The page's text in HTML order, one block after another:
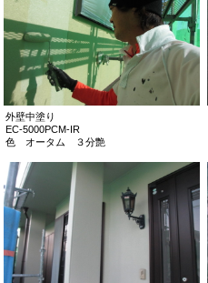
外壁中塗り
EC-5000PCM-IR
色 オータム ３分艶